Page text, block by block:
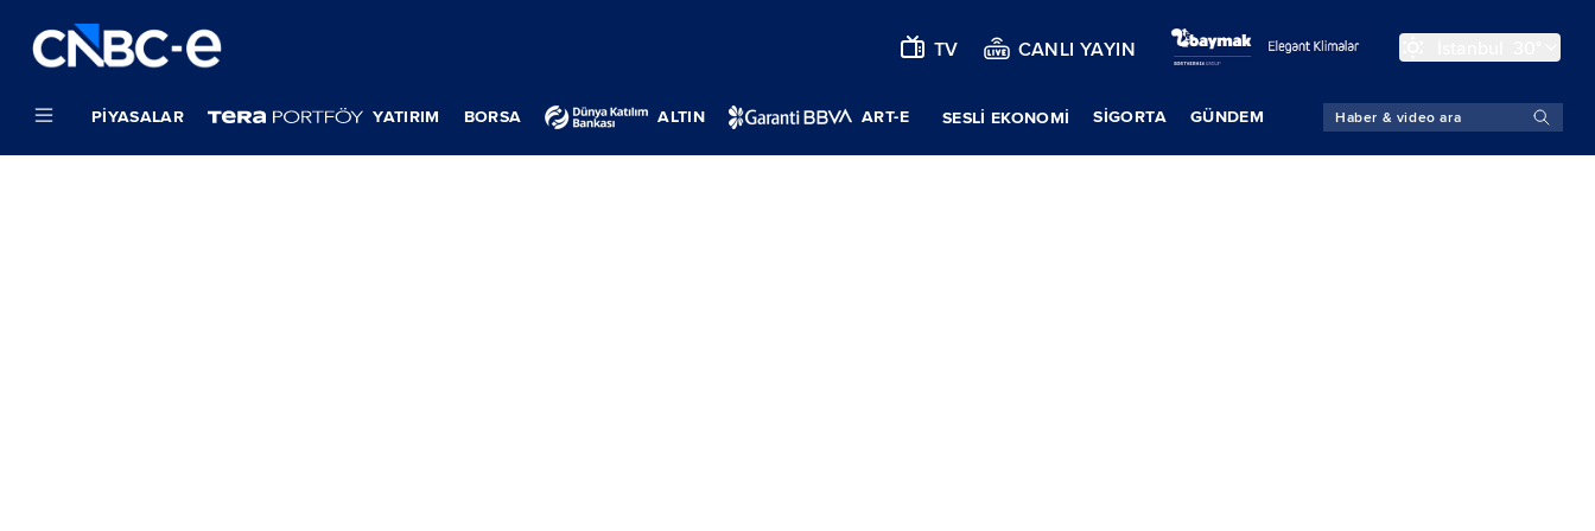
TV CANLI YAYIN
PIYASALAR YATIRIM BORSA ALTIN ART-E SESLİ EKONOMİ SIGORTA GÜNDEM